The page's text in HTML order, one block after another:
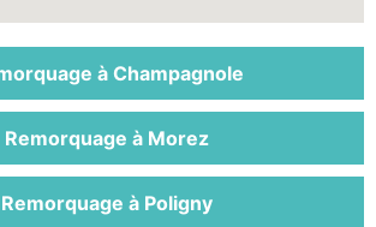
à Champagnole
Remorquage à Morez
Remorquage à Poligny